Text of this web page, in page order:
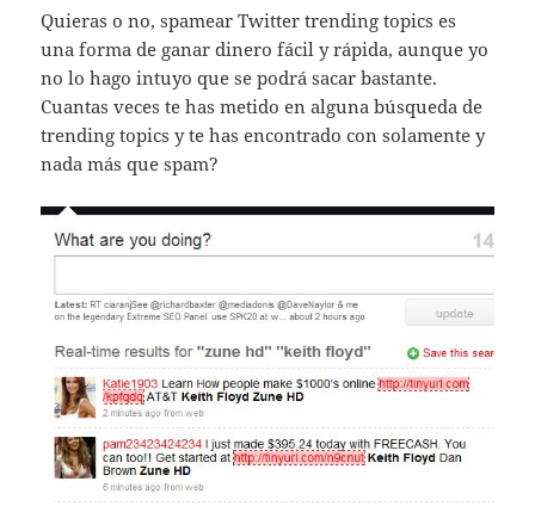
Quieras o no, spamear Twitter trending topics es
una forma de ganar dinero fácil y rápida, aunque yo
no lo hago intuyo que se podrá sacar bastante.
Cuantas veces te has metido en alguna búsqueda de
trending topics y te has encontrado con solamente y
nada más que spam?